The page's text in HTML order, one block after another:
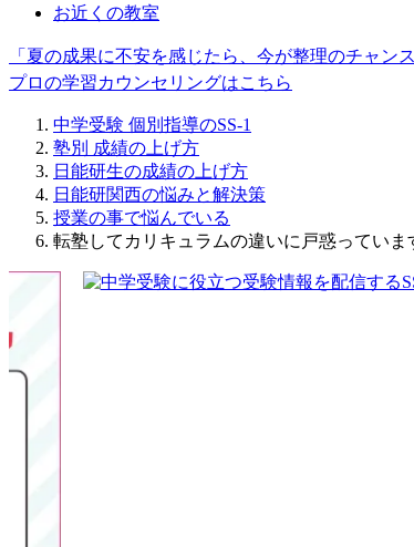
お近くの教室
「夏の成果に不安を感じたら、今が整理のチャンス
プロの学習カウンセリングはこちら
中学受験 個別指導のSS-1
塾別 成績の上げ方
日能研生の成績の上げ方
日能研関西の悩みと解決策
授業の事で悩んでいる
転塾してカリキュラムの違いに戸惑ってい